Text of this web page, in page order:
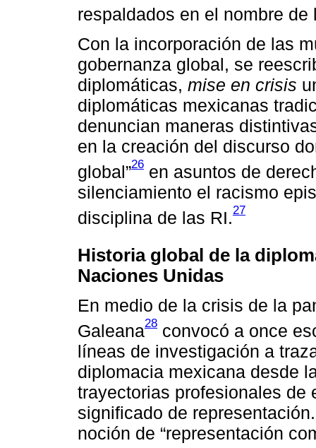
respaldados en el nombre de
Con la incorporación de las
gobernanza global, se
diplomáticas, mise en crisis
diplomáticas mexicanas
denuncian maneras
en la creación del discurso
global”26 en asuntos de
silenciamiento el racismo
disciplina de las RI.27
Historia global de la
Naciones Unidas
En medio de la crisis de la
Galeana28 convocó a once
líneas de investigación a
diplomacia mexicana desde
trayectorias profesionales de
significado de
noción de “representación